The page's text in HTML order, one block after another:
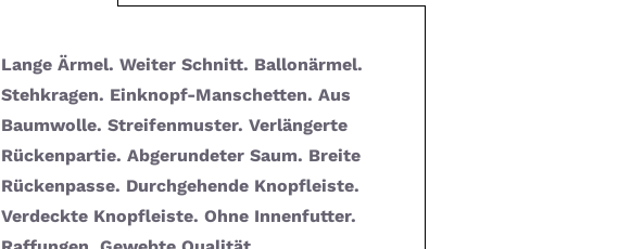
Lange Ärmel. Weiter Schnitt. Ballonärmel.
Stehkragen. Einknopf-Manschetten. Aus
Baumwolle. Streifenmuster. Verlängerte
Rückenpartie. Abgerundeter Saum. Breite
Rückenpasse. Durchgehende Knopfleiste.
Verdeckte Knopfleiste. Ohne Innenfutter.